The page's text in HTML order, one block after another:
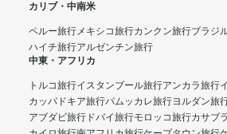
カリブ・中南米
ペルー旅行メキシコ旅行カンクン旅行ブラジ
ハイチ旅行アルゼンチン旅行
中東・アフリカ
トルコ旅行イスタンブール旅行アンカラ旅行
カッパドキア旅行パムッカレ旅行ヨルダン旅
アブダビ旅行 ドバイ旅行モロッコ旅行カサブ